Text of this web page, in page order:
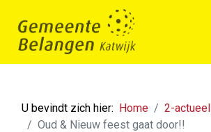
U bevindt zich hier: Home
2-actueel
Oud & Nieuw feest gaat door!!